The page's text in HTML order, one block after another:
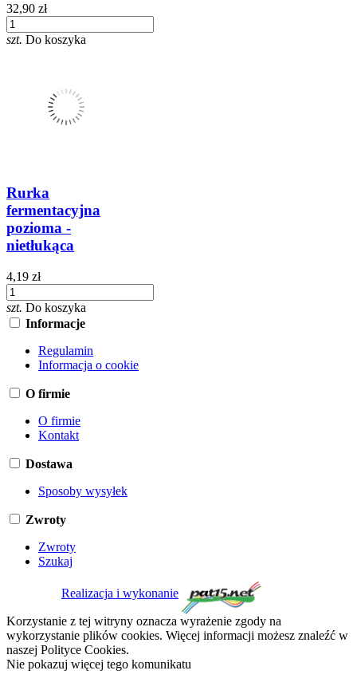
32,90 zł
szt. Do koszyka
Rurka
fermentacyjna
pozioma -
nietłukąca
4,19 zł
szt. Do koszyka
Informacje
Regulamin
Informacja o cookie
O firmie
O firmie
Kontakt
Dostawa
Sposoby wysyłek
Zwroty
Zwroty
Szukaj
Realizacja i wykonanie
Korzystanie z tej witryny oznacza wyrażenie zgody na
wykorzystanie plików cookies. Więcej informacji możesz znaleźć w
naszej Polityce Cookies.
Nie pokazuj więcej tego komunikatu